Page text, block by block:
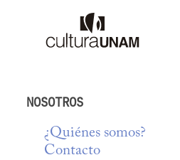
NOSOTROS
¿Quiénes somos?
Contacto